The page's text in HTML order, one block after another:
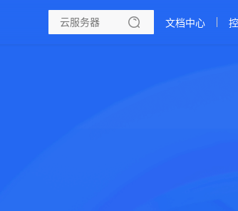
文档中心